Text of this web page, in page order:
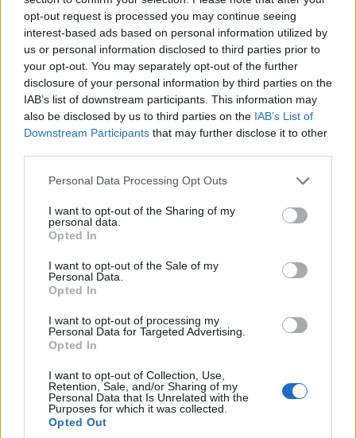
opt-out request is processed you may continue seeing
interest-based ads based on personal information utilized by
us or personal information disclosed to third parties prior to
your opt-out. You may separately opt-out of the further
disclosure of your personal information by third parties on the
IAB’s list of downstream participants. This information may
also be disclosed by us to third parties on the IAB’s List of
Downstream Participants that may further disclose it to other
Please note that this website/app uses one or more Google
not limited to your visit or usage behaviour. You may click to
grant or deny consent to Google and its third-party tags to
use your data for below specified purposes in below Google
consent section.
Personal Data Processing Opt Outs
I want to opt-out of the Sharing of my
personal data.
Opted In
I want to opt-out of the Sale of my
Personal Data.
Opted In
I want to opt-out of processing my
Personal Data for Targeted Advertising.
Opted In
I want to opt-out of Collection, Use,
Retention, Sale, and/or Sharing of my
Personal Data that Is Unrelated with the
Purposes for which it was collected.
Opted Out
φυσικού αερίου Τουρκίας-Κατεχομένων –
«Παραβιάζει την κυριαρχία μας»
11/07/2026 - 7:26μμ
ΚΥΠΡΟΣ
«βαθιά ανησυχητική» σύμφωνα με την έκθεση
Γκουτέρες
7/07/2026 - 10:26πμ